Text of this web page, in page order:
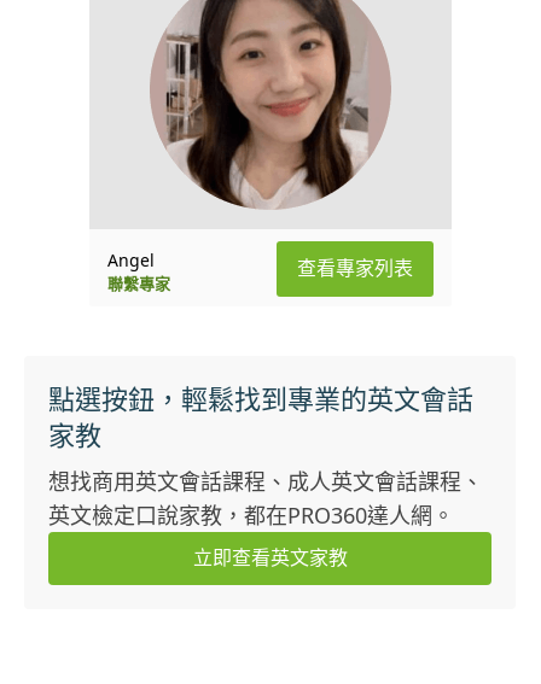
Angel
聯繫專家
查看專家列表
點選按鈕，輕鬆找到專業的英文會話
家教
想找商用英文會話課程、成人英文會話課程、
英文檢定口說家教，都在PRO360達人網。
立即查看英文家教